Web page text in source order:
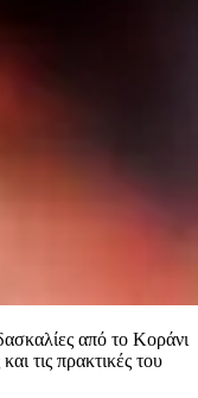
από το Κοράνι
τις πρακτικές του